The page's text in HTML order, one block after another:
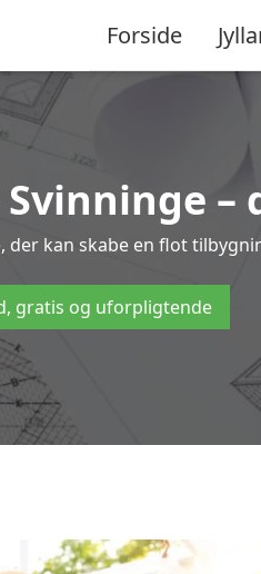
Forside
–
kan skabe en flot
gratis og uforpligtende